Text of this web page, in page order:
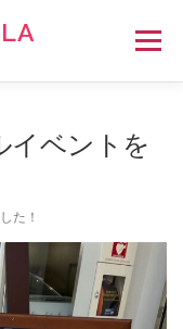
メニュー
イベントを
た！